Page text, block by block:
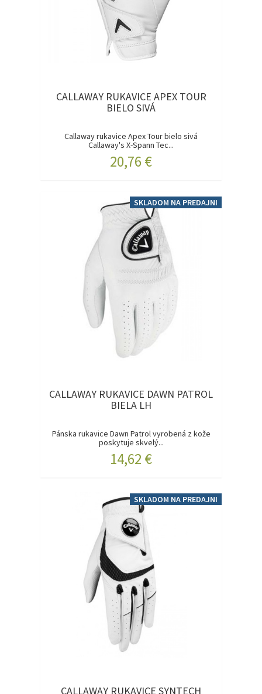
CALLAWAY RUKAVICE APEX TOUR
BIELO SIVÁ
Callaway rukavice Apex Tour bielo sivá
Callaway's X-Spann Tec...
20,76 €
SKLADOM NA PREDAJNI
CALLAWAY RUKAVICE DAWN PATROL
BIELA LH
Pánska rukavice Dawn Patrol vyrobená z kože
poskytuje skvelý...
14,62 €
SKLADOM NA PREDAJNI
CALLAWAY RUKAVICE SYNTECH